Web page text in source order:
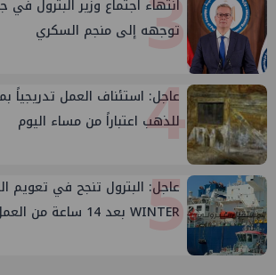
انتهاء اجتماع وزير البترول
توجهه إلى منجم السكري
4
عاجل: استئناف العمل تدريجياً
للذهب اعتباراً من مساء اليوم
5
WINTER بعد 14 ساعة من العمل المتواصل